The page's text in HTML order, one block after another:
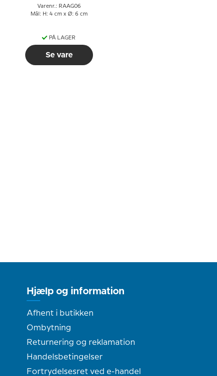
Varenr.: RAAG06
Mål: H: 4 cm x Ø: 6 cm
PÅ LAGER
Se vare
Hjælp og information
Afhent i butikken
Ombytning
Returnering og reklamation
Handelsbetingelser
Fortrydelsesret ved e-handel